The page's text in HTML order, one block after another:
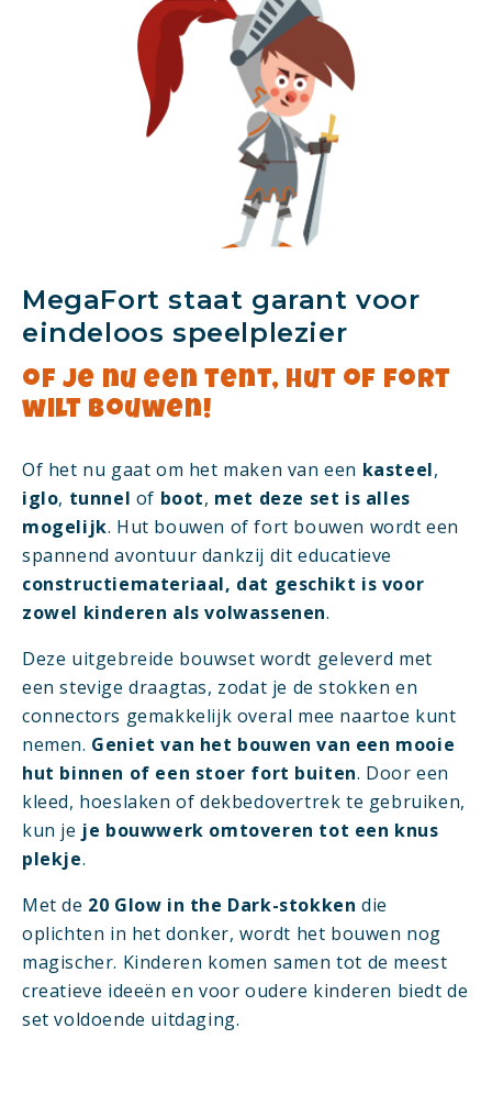
MegaFort staat garant voor
eindeloos speelplezier
of je nu een tent, hut of fort
wilt bouwen!
Of het nu gaat om het maken van een kasteel,
iglo, tunnel of boot, met deze set is alles
mogelijk. Hut bouwen of fort bouwen wordt een
spannend avontuur dankzij dit educatieve
constructiemateriaal, dat geschikt is voor
zowel kinderen als volwassenen.
Deze uitgebreide bouwset wordt geleverd met
een stevige draagtas, zodat je de stokken en
connectors gemakkelijk overal mee naartoe kunt
nemen. Geniet van het bouwen van een mooie
hut binnen of een stoer fort buiten. Door een
kleed, hoeslaken of dekbedovertrek te gebruiken,
kun je je bouwwerk omtoveren tot een knus
plekje.
Met de 20 Glow in the Dark-stokken die
oplichten in het donker, wordt het bouwen nog
magischer. Kinderen komen samen tot de meest
creatieve ideeën en voor oudere kinderen biedt de
set voldoende uitdaging.